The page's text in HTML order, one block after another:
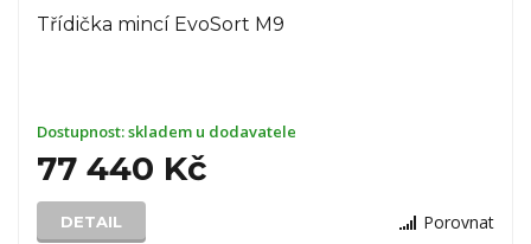
Třídička mincí EvoSort M9
Dostupnost:skladem u dodavatele
77 440 Kč
DETAIL Porovnat